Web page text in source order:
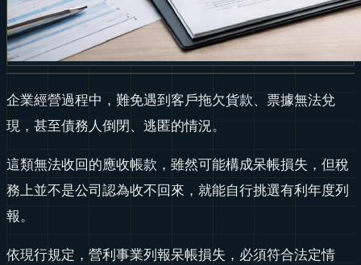
企業經營過程中，難免遇到客戶拖欠貨款、票據無法兌
現，甚至債務人倒閉、逃匿的情況。
這類無法收回的應收帳款，雖然可能構成呆帳損失，但稅
務上並不是公司認為收不回來，就能自行挑選有利年度列
報。
依現行規定，營利事業列報呆帳損失，必須符合法定情